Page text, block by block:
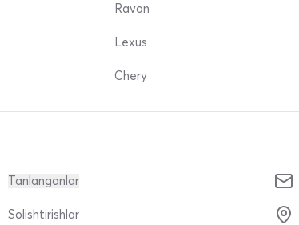
Ravon
Lexus
Chery
Tanlanganlar
Solishtirishlar